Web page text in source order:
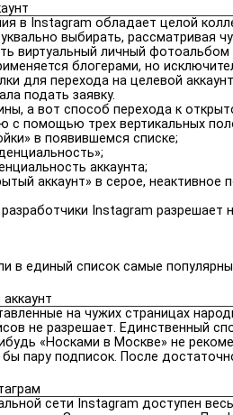
в Instagram обладает целой
выбирать, рассматривая
виртуальный личный фотоальбом
блогерами, но
для перехода на целевой
подать заявку.
а вот способ перехода к
с помощью трех вертикальных
в появившемся списке;
аккаунта;
аккаунт» в серое,
Instagram
в единый список самые
на чужих страницах
не разрешает. Единственный
«Носками в Москве» не
пару подписок. После
сети Instagram доступен